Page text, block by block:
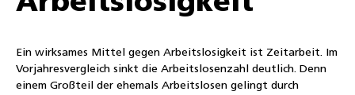
Ein wirksames Mittel gegen Arbeitslosigkeit ist Zeitarbeit. Im
Vorjahresvergleich sinkt die Arbeitslosenzahl deutlich. Denn
einem Großteil der ehemals Arbeitslosen gelingt durch